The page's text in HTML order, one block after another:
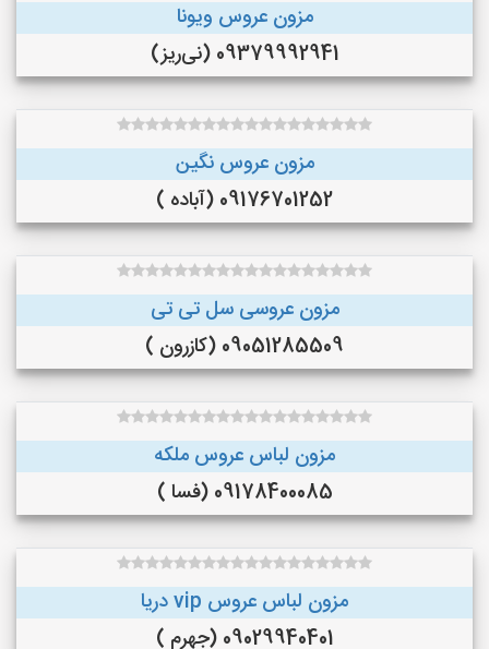
مزون عروس ویونا
09379992941 (نی‌ریز)
مزون عروس نگین
09176701252 (آباده )
مزون عروسی سل تی تی
09051285509 (کازرون )
مزون لباس عروس ملکه
09178400085 (فسا )
مزون لباس عروس vip دریا
09029940401 (جهرم )